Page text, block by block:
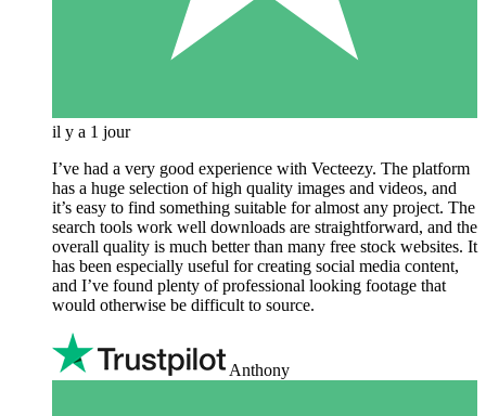
il y a 1 jour
I’ve had a very good experience with Vecteezy. The platform
has a huge selection of high quality images and videos, and
it’s easy to find something suitable for almost any project. The
search tools work well downloads are straightforward, and the
overall quality is much better than many free stock websites. It
has been especially useful for creating social media content,
and I’ve found plenty of professional looking footage that
would otherwise be difficult to source.
Anthony